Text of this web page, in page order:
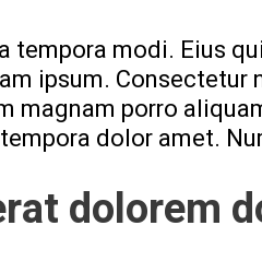
tempora modi. Eius
ipsum.
magnam porro
dolor amet.
dolorem